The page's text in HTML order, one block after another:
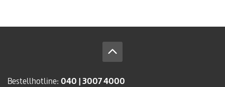
Bestellhotline: 040 | 3007 4000